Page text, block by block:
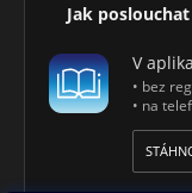
Jak
V
• bez
• na